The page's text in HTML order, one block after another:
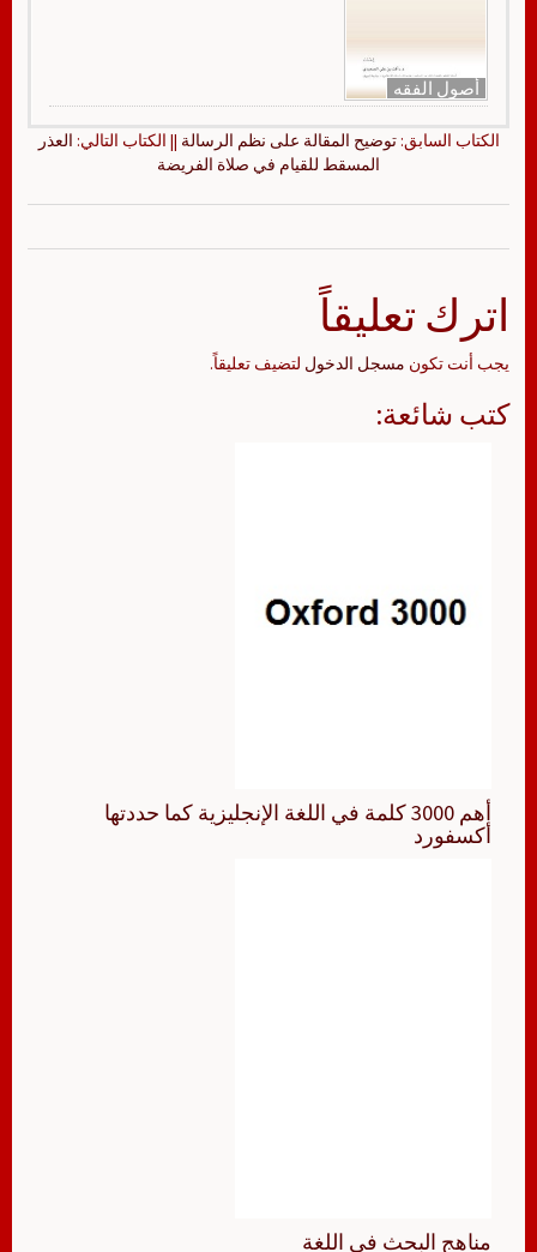
أصول الفقه
الكتاب السابق:توضيح المقالة على نظم الرسالة || الكتاب التالي: العذر
المسقط للقيام في صلاة الفريضة
اترك تعليقاً
يجب أنت تكون مسجل الدخول لتضيف تعليقاً.
كتب شائعة:
أهم 3000 كلمة في اللغة الإنجليزية كما حددتها
أكسفورد
مناهج البحث في اللغة